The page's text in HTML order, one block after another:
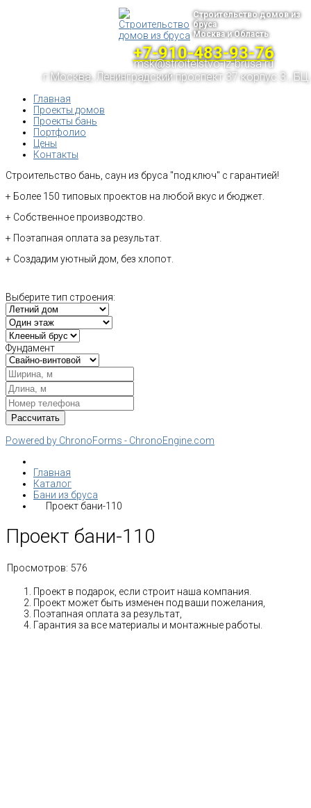
Строительство домов из
бруса
Москва и Область
+7-910-483-93-76
msk@stroitelstvo-iz-brusa.ru
г.Москва, Ленинградский проспект 37 корпус 3 , БЦ
Главная
Проекты домов
Проекты бань
Портфолио
Цены
Контакты
Строительство бань, саун из бруса "под ключ" с гарантией!
+ Более 150 типовых проектов на любой вкус и бюджет.
+ Собственное производство.
+ Поэтапная оплата за результат.
+ Создадим уютный дом, без хлопот.
Выберите тип строения:
Фундамент
Powered by ChronoForms - ChronoEngine.com
Главная
Каталог
Бани из бруса
Проект бани-110
Проект бани-110
Просмотров: 576
Проект в подарок, если строит наша компания.
Проект может быть изменен под ваши пожелания,
Поэтапная оплата за результат,
Гарантия за все материалы и монтажные работы.